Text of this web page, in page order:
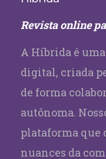
Revista online
A Híbrida é
digital, criada
de forma
autônoma.
plataforma que
nuances da